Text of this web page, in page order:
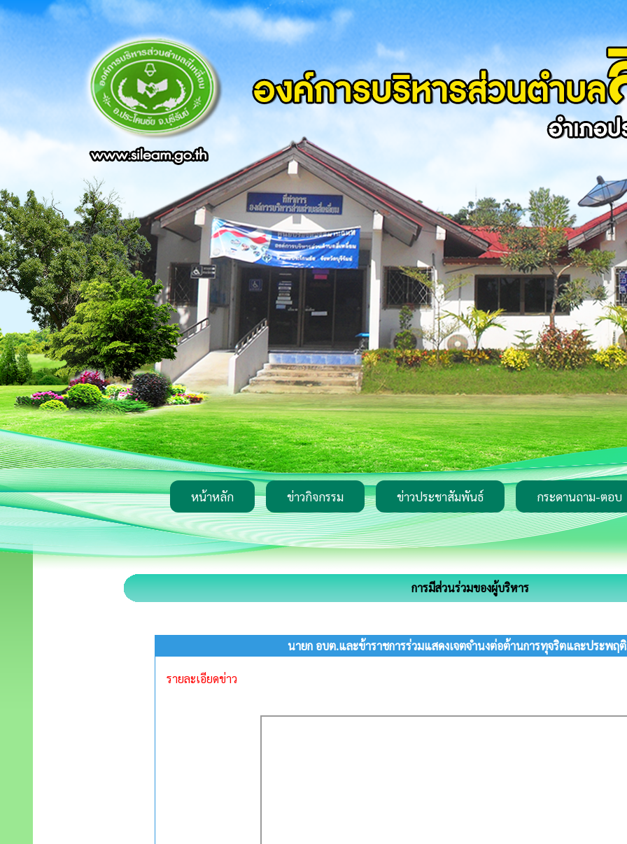
หน้าหลัก ข่าวกิจกรรม ข่าวประชาสัมพันธ์ กระดานถาม-ตอบ
การมีส่วนร่วมของผู้บริหาร
นายก อบต.และข้าราชการร่วมแสดงเจตจำนงต่อต้านการทุจริตและประพฤ
รายละเอียดข่าว